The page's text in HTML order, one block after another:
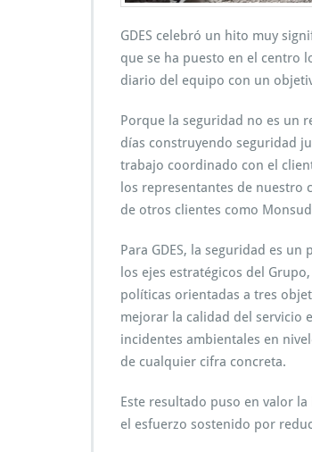
GDES celebró un hito muy
que se ha puesto en el centro
diario del equipo con un
Porque la seguridad no es un
días construyendo seguridad
trabajo coordinado con el
los representantes de nuestro
de otros clientes como
Para GDES, la seguridad es
los ejes estratégicos del
políticas orientadas a tres
mejorar la calidad del servicio
incidentes ambientales en
de cualquier cifra concreta.
Este resultado puso en valor
el esfuerzo sostenido por